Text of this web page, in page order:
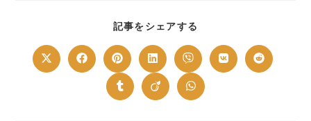
記事をシェアする
CONTENT
Opens
in
Opens
in
window
Opens
in
a
new
window
Opens
in
a
new
window
Opens
in
a
new
window
Opens
in
Opens
in
Opens
in
Opens
in
Opens
in